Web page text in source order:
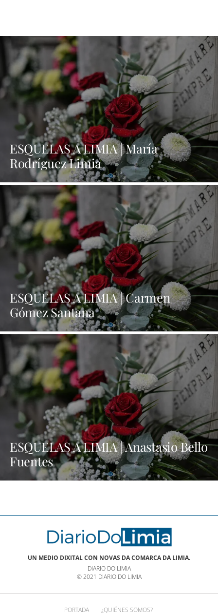
ESQUELAS A LIMIA | María
Rodríguez Limia
ESQUELAS A LIMIA | Carmen
Gómez Santana
ESQUELAS A LIMIA | Anastasio Bello
Fuentes
UN MEDIO DIXITAL CON NOVAS DA COMARCA DA LIMIA.
DIARIO DO LIMIA
© 2021 DIARIO DO LIMIA
PORTADA ¿QUIÉNES SOMOS?